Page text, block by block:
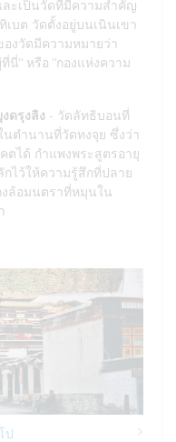
ละเป็นวัดที่มีความสำคัญ
บต วัดตั้งอยู่บนเนินเขา
องวัดมีความหมายว่า
นี่" หรือ "กองแห่งความ
ดรุงลิง - วัดลัทธิบอนที่
ตำนานที่วัดทงจุย ซึ่งว่า
ตได้ กำแพงพระสูตรอายุ
ไว้ให้ความรู้สึกที่ปลาย
ล้อมนตราที่หมุนใน
ป